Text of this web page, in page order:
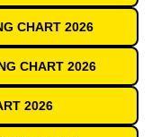
CHART 2026
CHART 2026
2026